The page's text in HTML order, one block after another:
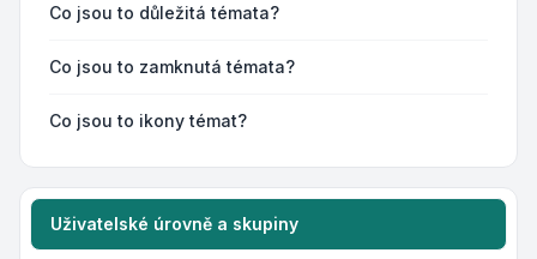
Co jsou to důležitá témata?
Co jsou to zamknutá témata?
Co jsou to ikony témat?
Uživatelské úrovně a skupiny